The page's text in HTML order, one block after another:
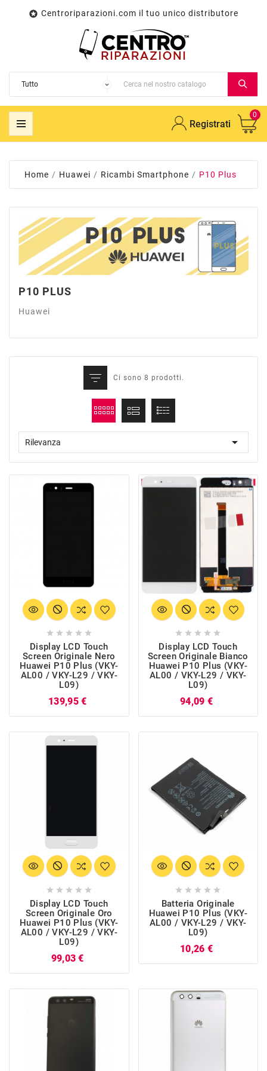
 Centroriparazioni.com il tuo unico distributore
Registrati
0
Home Huawei Ricambi Smartphone P10 Plus
P10 PLUS
Huawei
Ci sono 8 prodotti.
Rilevanza 
    
Display LCD Touch
Screen Originale Nero
Huawei P10 Plus (VKY-
AL00 / VKY-L29 / VKY-
L09)
139,95 €
    
Display LCD Touch
Screen Originale Bianco
Huawei P10 Plus (VKY-
AL00 / VKY-L29 / VKY-
L09)
94,09 €
    
Display LCD Touch
Screen Originale Oro
Huawei P10 Plus (VKY-
AL00 / VKY-L29 / VKY-
L09)
99,03 €
    
Batteria Originale
Huawei P10 Plus (VKY-
AL00 / VKY-L29 / VKY-
L09)
10,26 €